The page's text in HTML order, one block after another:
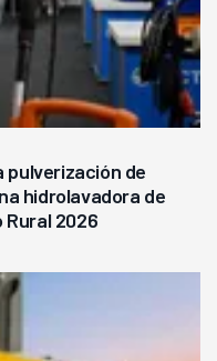
pulverización de
hidrolavadora de
2026